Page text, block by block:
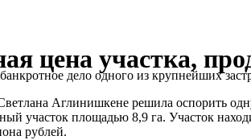
цена участка,
дело одного из крупнейших
Аглинишкене решила оспорить
участок площадью 8,9 га. Участок
рублей.